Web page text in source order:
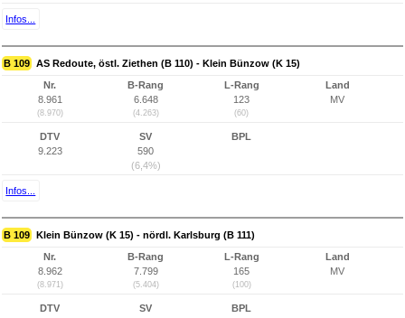
Infos...
B 109 AS Redoute, östl. Ziethen (B 110) - Klein Bünzow (K 15)
Nr.
8.961
(8.970)
B-Rang
6.648
(4.263)
L-Rang
123
(60)
Land
MV
DTV
9.223
SV
590
(6,4%)
BPL
Infos...
B 109 Klein Bünzow (K 15) - nördl. Karlsburg (B 111)
Nr.
8.962
(8.971)
B-Rang
7.799
(5.404)
L-Rang
165
(100)
Land
MV
DTV
SV
BPL